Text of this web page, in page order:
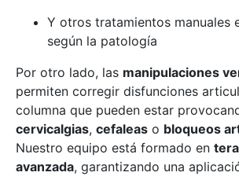
Y otros tratamientos manuales
según la patología
Por otro lado, las manipulaciones
permiten corregir disfunciones
columna que pueden estar
cervicalgias, cefaleas o bloqueos
Nuestro equipo está formado en
avanzada, garantizando una